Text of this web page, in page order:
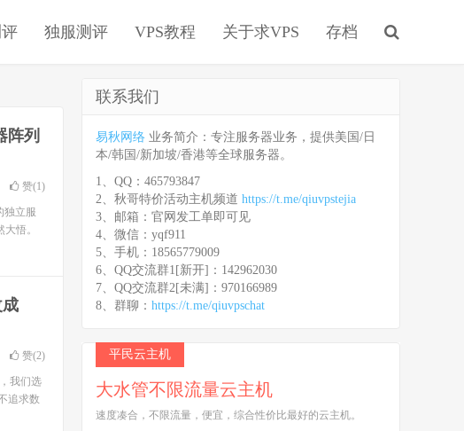
独服测评 VPS教程 关于求VPS 存档
阵列
赞(1)
独立服
悟。
赞(2)
我们选
追求数
联系我们
易秋网络 业务简介：专注服务器业务，提供美国/日
本/韩国/新加坡/香港等全球服务器。
1、QQ：465793847
2、秋哥特价活动主机频道 https://t.me/qiuvpstejia
3、邮箱：官网发工单即可见
4、微信：yqf911
5、手机：18565779009
6、QQ交流群1[新开]：142962030
7、QQ交流群2[未满]：970166989
8、群聊： https://t.me/qiuvpschat
平民云主机
大水管不限流量云主机
速度凑合，不限流量，便宜，综合性价比最好的云主机。